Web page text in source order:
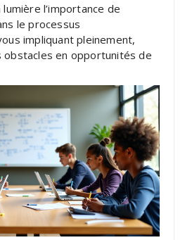
l’importance de
le processus
impliquant pleinement,
en opportunités de